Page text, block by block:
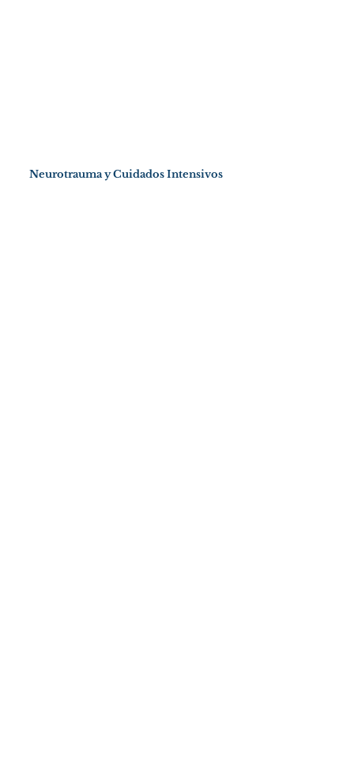
Neurotrauma y Cuidados Intensivos